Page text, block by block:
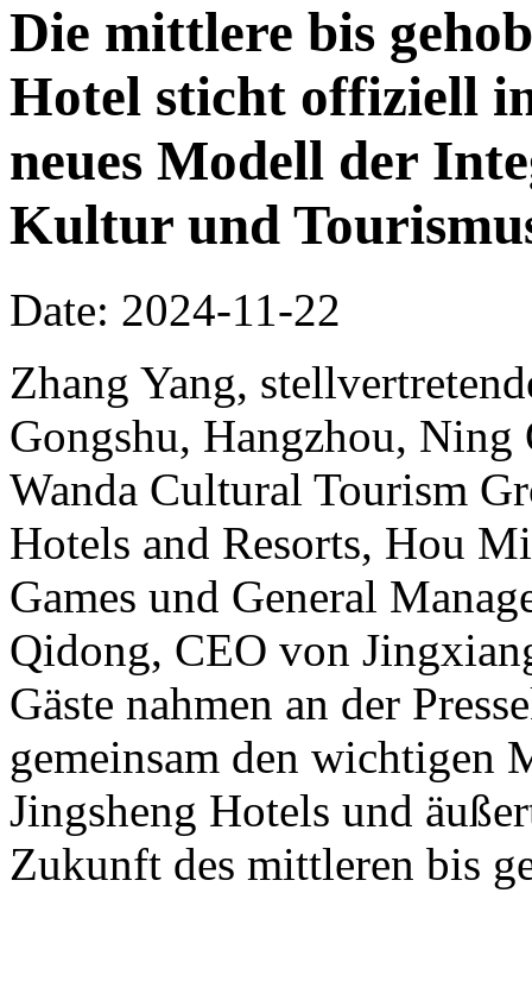
Die mittlere bis
Hotel sticht offiziell
neues Modell der
Kultur und
Date: 2024-11-22
Zhang Yang,
Gongshu, Hangzhou,
Wanda Cultural Tourism
Hotels and Resorts, Hou
Games und General
Qidong, CEO von
Gäste nahmen an der
gemeinsam den wichtigen
Jingsheng Hotels und
Zukunft des mittleren bis